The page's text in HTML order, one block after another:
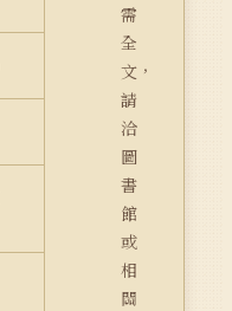
需
全
文，
請
洽
圖
書
館
或
相
關